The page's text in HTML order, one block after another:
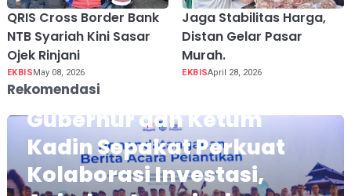
QRIS Cross Border Bank
NTB Syariah Kini Sasar
Ojek Rinjani
EKBISMay 08, 2026
Jaga Stabilitas Harga,
Distan Gelar Pasar
Murah.
EKBISApril 28, 2026
Rekomendasi
Gubernur dan Ketum
Kadin Sepakat Perkuat
Kolaborasi Investasi,